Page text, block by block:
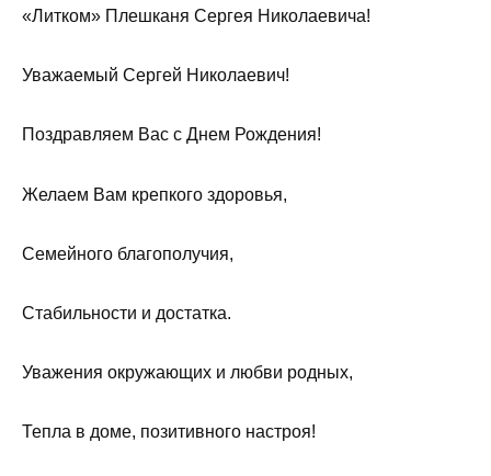
«Литком» Плешканя Сергея Николаевича!
Уважаемый Сергей Николаевич!
Поздравляем Вас с Днем Рождения!
Желаем Вам крепкого здоровья,
Семейного благополучия,
Стабильности и достатка.
Уважения окружающих и любви родных,
Тепла в доме, позитивного настроя!